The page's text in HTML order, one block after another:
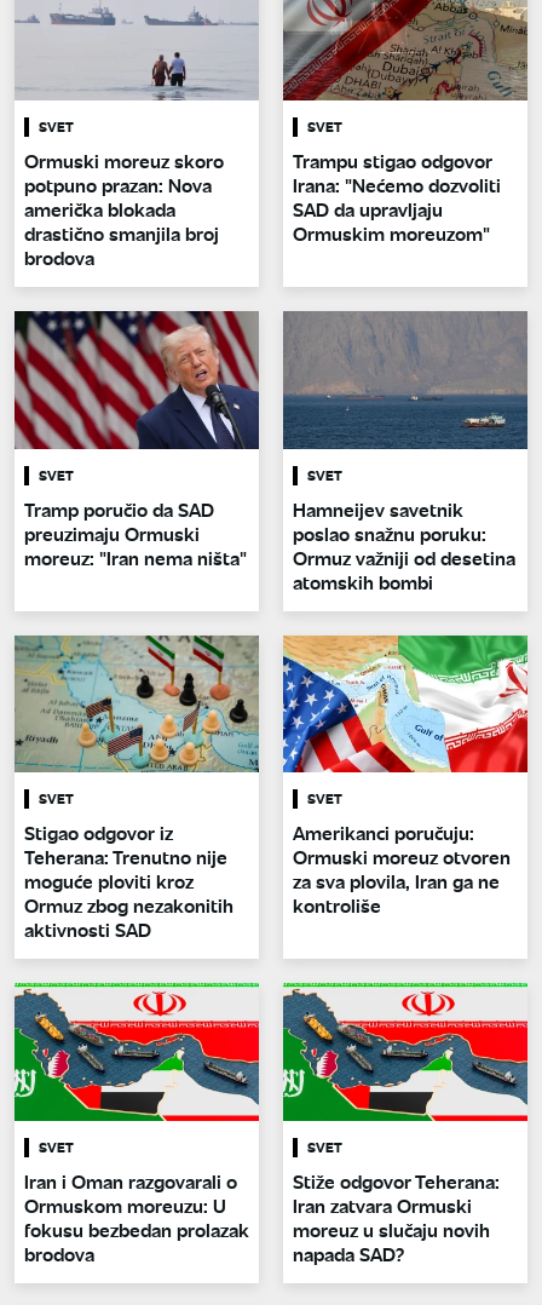
SVET
Ormuski moreuz skoro
potpuno prazan: Nova
američka blokada
drastično smanjila broj
brodova
SVET
Trampu stigao odgovor
Irana: "Nećemo dozvoliti
SAD da upravljaju
Ormuskim moreuzom"
SVET
Tramp poručio da SAD
preuzimaju Ormuski
moreuz: "Iran nema ništa"
SVET
Hamneijev savetnik
poslao snažnu poruku:
Ormuz važniji od desetina
atomskih bombi
SVET
Stigao odgovor iz
Teherana: Trenutno nije
moguće ploviti kroz
Ormuz zbog nezakonitih
aktivnosti SAD
SVET
Amerikanci poručuju:
Ormuski moreuz otvoren
za sva plovila, Iran ga ne
kontroliše
SVET
Iran i Oman razgovarali o
Ormuskom moreuzu: U
fokusu bezbedan prolazak
brodova
SVET
Stiže odgovor Teherana:
Iran zatvara Ormuski
moreuz u slučaju novih
napada SAD?